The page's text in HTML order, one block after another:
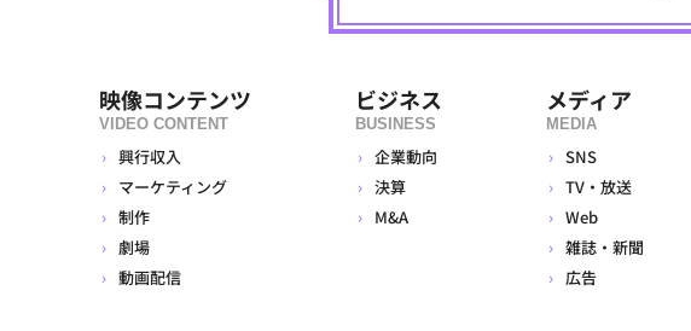
映像コンテンツ
VIDEO CONTENT
興行収入
マーケティング
制作
劇場
動画配信
ビジネス
BUSINESS
企業動向
決算
M&A
メディア
MEDIA
SNS
TV・放送
Web
雑誌・新聞
広告